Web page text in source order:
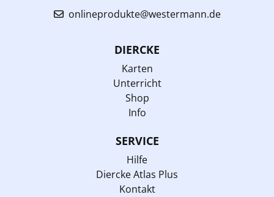
onlineprodukte@westermann.de
DIERCKE
Karten
Unterricht
Shop
Info
SERVICE
Hilfe
Diercke Atlas Plus
Kontakt